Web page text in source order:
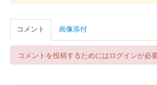
コメント 画像添付
コメントを投稿するためにはログインが必要